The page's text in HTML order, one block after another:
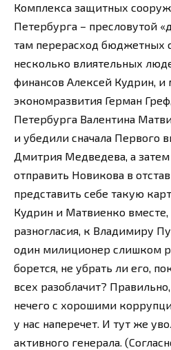
Комплекса защитных
Петербурга – пресловутой
там перерасход бюджетных
несколько влиятельных
финансов Алексей Кудрин, и
экономразвития Герман
Петербурга Валентина
и убедили сначала Первого
Дмитрия Медведева, а
отправить Новикова в
представить себе такую
Кудрин и Матвиенко
разногласия, к Владимиру
один милиционер слишком
борется, не убрать ли его,
всех разоблачит?
нечего с хорошими
у нас наперечет. И тут же
активного генерала.